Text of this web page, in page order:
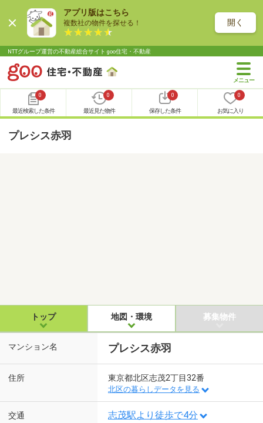
アプリ版はこちら
複数社の物件を探せる！ 開く
NTTグループ運営の不動産総合サイト goo住宅・不動産
0
最近検索した条件
0
最近見た物件
0
保存した条件
0
お気に入り
プレシス赤羽
トップ 地図・環境 募集物件
マンション名 プレシス赤羽
住所 東京都北区志茂2丁目32番
北区の暮らしデータを見る
交通 志茂駅より徒歩で4分